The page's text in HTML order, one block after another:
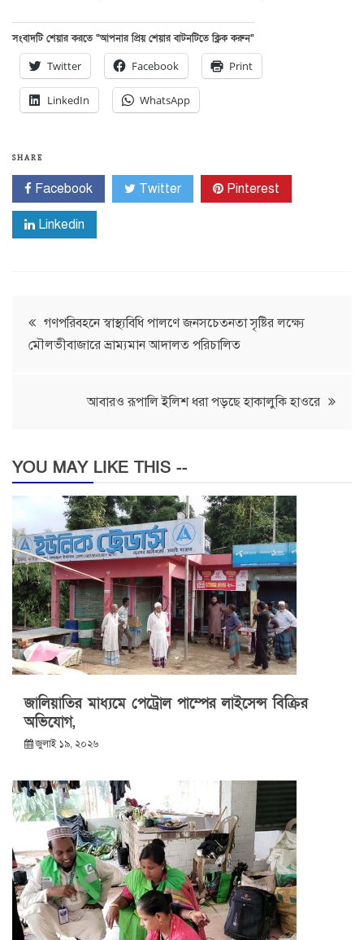
সংবাদটি শেয়ার করতে “আপনার প্রিয় শেয়ার বাটনটিতে ক্লিক করুন”
Twitter Facebook Print
LinkedIn WhatsApp
SHARE
Facebook Twitter Pinterest
Linkedin
Post
navigation
গণপরিবহনে স্বাস্থ্যবিধি পালণে জনসচেতনতা সৃষ্টির লক্ষ্যে
মৌলভীবাজারে ভ্রাম্যমান আদালত পরিচালিত
আবারও রূপালি ইলিশ ধরা পড়ছে হাকালুকি হাওরে
YOU MAY LIKE THIS --
জালিয়াতির মাধ্যমে পেট্রোল পাম্পের লাইসেন্স বিক্রির
অভিযোগ,
জুলাই ১৯, ২০২৬